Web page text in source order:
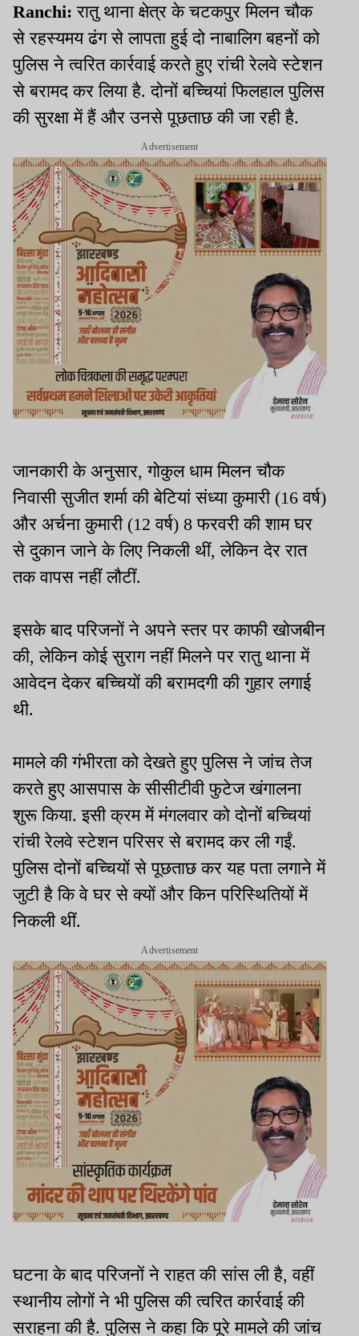
Ranchi: रातु थाना क्षेत्र के चटकपुर मिलन चौक
से रहस्यमय ढंग से लापता हुई दो नाबालिग बहनों को
पुलिस ने त्वरित कार्रवाई करते हुए रांची रेलवे स्टेशन
से बरामद कर लिया है. दोनों बच्चियां फिलहाल पुलिस
की सुरक्षा में हैं और उनसे पूछताछ की जा रही है.
Advertisement
जानकारी के अनुसार, गोकुल धाम मिलन चौक
निवासी सुजीत शर्मा की बेटियां संध्या कुमारी (16 वर्ष)
और अर्चना कुमारी (12 वर्ष) 8 फरवरी की शाम घर
से दुकान जाने के लिए निकली थीं, लेकिन देर रात
तक वापस नहीं लौटीं.
इसके बाद परिजनों ने अपने स्तर पर काफी खोजबीन
की, लेकिन कोई सुराग नहीं मिलने पर रातु थाना में
आवेदन देकर बच्चियों की बरामदगी की गुहार लगाई
थी.
मामले की गंभीरता को देखते हुए पुलिस ने जांच तेज
करते हुए आसपास के सीसीटीवी फुटेज खंगालना
शुरू किया. इसी क्रम में मंगलवार को दोनों बच्चियां
रांची रेलवे स्टेशन परिसर से बरामद कर ली गईं.
पुलिस दोनों बच्चियों से पूछताछ कर यह पता लगाने में
जुटी है कि वे घर से क्यों और किन परिस्थितियों में
निकली थीं.
Advertisement
घटना के बाद परिजनों ने राहत की सांस ली है, वहीं
स्थानीय लोगों ने भी पुलिस की त्वरित कार्रवाई की
सराहना की है. पुलिस ने कहा कि पूरे मामले की जांच